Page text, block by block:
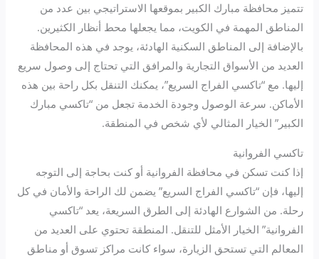
تتميز محافظة مبارك الكبير بموقعها الاستراتيجي بين عدد من
المناطق المهمة في الكويت، مما يجعلها محط أنظار الكثيرين.
بالإضافة إلى المناطق السكنية الهادئة، يوجد في هذه المحافظة
العديد من الأسواق التجارية والمرافق التي تحتاج إلى وصول سريع
إليها. مع “تاكسي الفراج السريع”، يمكنك التنقل بكل راحة بين هذه
الأماكن. سرعة الوصول وجودة الخدمة تجعل من “تاكسي مبارك
الكبير” الخيار المثالي لأي شخص في المنطقة.
تاكسي الفروانية
إذا كنت تسكن في محافظة الفروانية أو كنت بحاجة إلى التوجه
إليها، فإن “تاكسي الفراج السريع” يضمن لك الراحة والأمان في كل
رحلة. من الشوارع الهادئة إلى الطرق السريعة، يعد “تاكسي
الفروانية” الخيار الأمثل للتنقل. المنطقة تحتوي على العديد من
المعالم التي تستحق الزيارة، سواء كانت مراكز تسوق أو مناطق